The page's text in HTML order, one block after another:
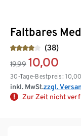
Faltbares
(38)
19,99 10,00
30-Tage-Bestpreis: 10,00
inkl. MwSt.zzgl.
Zur Zeit nicht